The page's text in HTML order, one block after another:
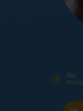
No
Rating